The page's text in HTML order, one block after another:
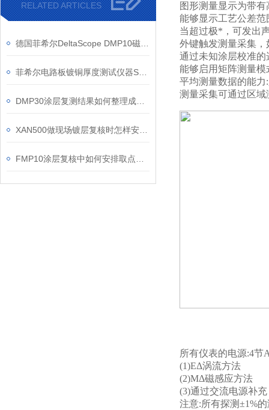
RELATED ARTICLES
图形测量显示为带
能够显示工艺公差范
当超过极*，可发出
外键触发测量采集
通过未知涂层校准
能够启用矩阵测量
平均测量数据的能
测量采集可通过区
所有仪表的电源:4节
(1)EΔ涡流方法
(2)MΔ磁感应方法
(3)通过交流电源补充
注意:所有探测±1%